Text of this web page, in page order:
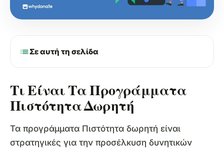
listΣε αυτή τη σελίδα
Τι Είναι Τα Προγράμματα
Πιστότητα Δωρητή
Τα προγράμματα Πιστότητα δωρητή είναι
στρατηγικές για την προσέλκυση δυνητικών